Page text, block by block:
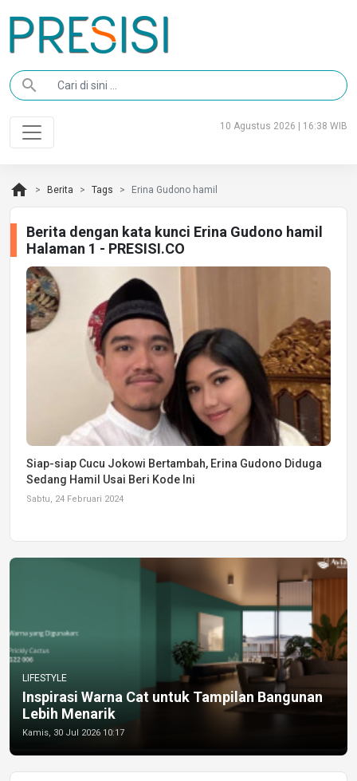
search
10 Agustus 2026 | 16:38 WIB
home Berita Tags Erina Gudono hamil
Berita dengan kata kunci Erina Gudono hamil
Halaman 1 - PRESISI.CO
Siap-siap Cucu Jokowi Bertambah, Erina Gudono Diduga
Sedang Hamil Usai Beri Kode Ini
Sabtu, 24 Februari 2024
LIFESTYLE
Inspirasi Warna Cat untuk Tampilan Bangunan
Lebih Menarik
Kamis, 30 Jul 2026 10:17